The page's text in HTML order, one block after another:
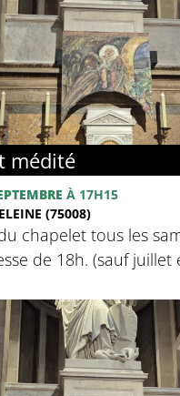
médité
À 17H15
(75008)
chapelet tous les
de 18h. (sauf juillet